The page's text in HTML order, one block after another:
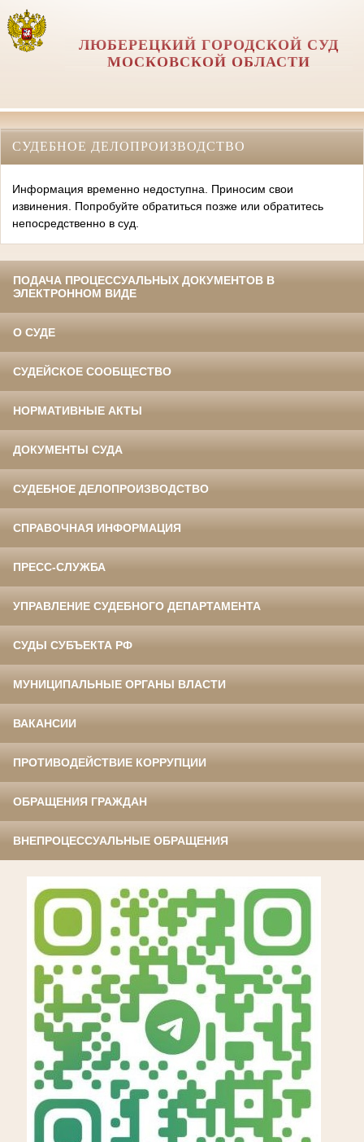
ЛЮБЕРЕЦКИЙ ГОРОДСКОЙ СУД
МОСКОВСКОЙ ОБЛАСТИ
СУДЕБНОЕ ДЕЛОПРОИЗВОДСТВО
Информация временно недоступна. Приносим свои
извинения. Попробуйте обратиться позже или обратитесь
непосредственно в суд.
ПОДАЧА ПРОЦЕССУАЛЬНЫХ ДОКУМЕНТОВ В
ЭЛЕКТРОННОМ ВИДЕ
О СУДЕ
СУДЕЙСКОЕ СООБЩЕСТВО
НОРМАТИВНЫЕ АКТЫ
ДОКУМЕНТЫ СУДА
СУДЕБНОЕ ДЕЛОПРОИЗВОДСТВО
СПРАВОЧНАЯ ИНФОРМАЦИЯ
ПРЕСС-СЛУЖБА
УПРАВЛЕНИЕ СУДЕБНОГО ДЕПАРТАМЕНТА
СУДЫ СУБЪЕКТА РФ
МУНИЦИПАЛЬНЫЕ ОРГАНЫ ВЛАСТИ
ВАКАНСИИ
ПРОТИВОДЕЙСТВИЕ КОРРУПЦИИ
ОБРАЩЕНИЯ ГРАЖДАН
ВНЕПРОЦЕССУАЛЬНЫЕ ОБРАЩЕНИЯ